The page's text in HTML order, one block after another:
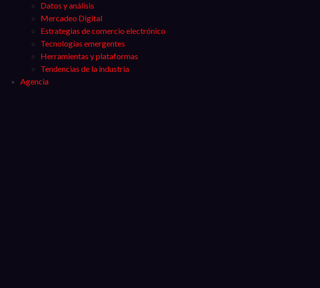
Datos y análisis
Mercadeo Digital
Estrategias de comercio electrónico
Tecnologías emergentes
Herramientas y plataformas
Tendencias de la industria
Agencia